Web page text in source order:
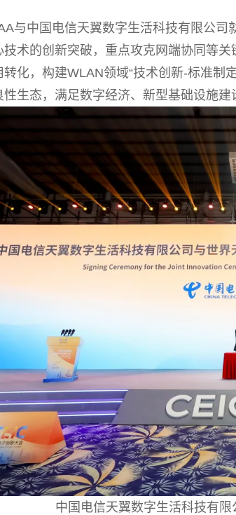
与中国电信天翼数字生活科技有限公
技术的创新突破，重点攻克网端协同等
转化，构建WLAN领域“技术创新-标准制
性生态，满足数字经济、新型基础设施建
中国电信天翼数字生活科技有